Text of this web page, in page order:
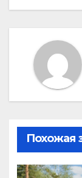
Похожая